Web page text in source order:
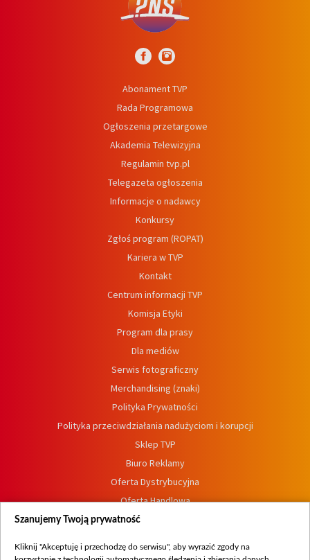
Abonament TVP
Rada Programowa
Ogłoszenia przetargowe
Akademia Telewizyjna
Regulamin tvp.pl
Telegazeta ogłoszenia
Informacje o nadawcy
Konkursy
Zgłoś program (ROPAT)
Kariera w TVP
Kontakt
Centrum informacji TVP
Komisja Etyki
Program dla prasy
Dla mediów
Serwis fotograficzny
Merchandising (znaki)
Polityka Prywatności
Polityka przeciwdziałania nadużyciom i korupcji
Sklep TVP
Biuro Reklamy
Oferta Dystrybucyjna
Oferta Handlowa
Dostępność
Procedura zgłoszeń wewnętrznych
Szanujemy Twoją prywatność
Kliknij "Akceptuję i przechodzę do serwisu", aby wyrazić zgody na